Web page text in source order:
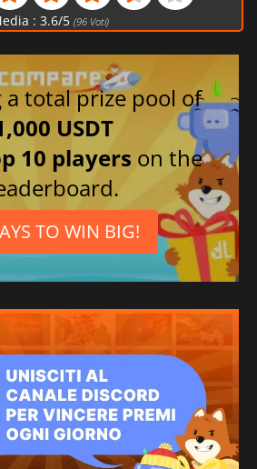
: 3.6/5 (96Voti)
a total prize pool of
USDT
10 players on the
TO WIN BIG!